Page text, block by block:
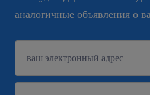
аналогичные объявления о